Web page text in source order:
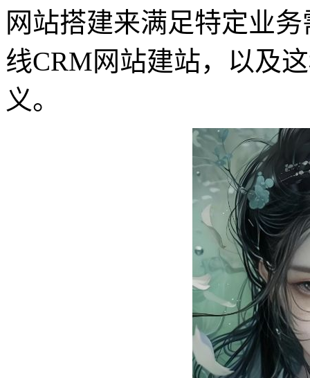
网站搭建来满足特定业
线CRM网站建站，以及
义。